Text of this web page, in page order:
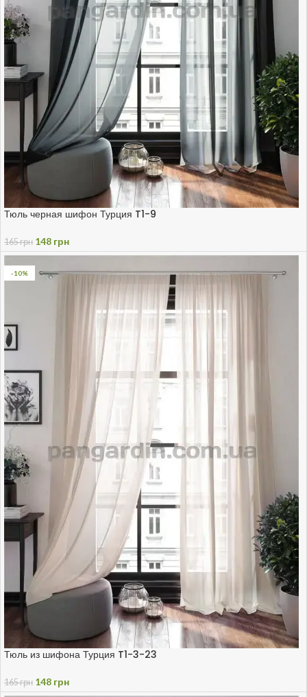
Тюль черная шифон Турция T1-9
165грн 148 грн
-10%
Тюль из шифона Турция T1-3-23
165грн 148 грн